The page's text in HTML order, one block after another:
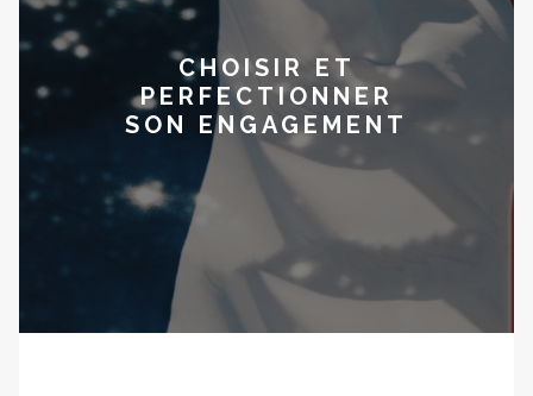
CHOISIR ET
PERFECTIONNER
SON ENGAGEMENT